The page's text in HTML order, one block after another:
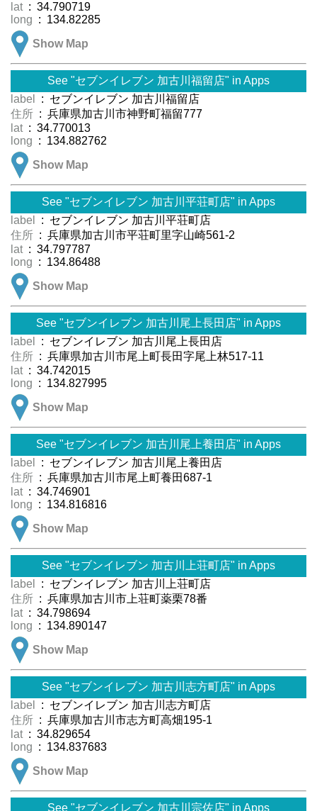
lat : 34.790719
long : 134.82285
Show Map
See "セブンイレブン 加古川福留店" in Apps
label
: セブンイレブン 加古川福留店
住所 : 兵庫県加古川市神野町福留777
lat : 34.770013
long : 134.882762
Show Map
See "セブンイレブン 加古川平荘町店" in Apps
label
: セブンイレブン 加古川平荘町店
住所 : 兵庫県加古川市平荘町里字山崎561-2
lat : 34.797787
long : 134.86488
Show Map
See "セブンイレブン 加古川尾上長田店" in Apps
label
: セブンイレブン 加古川尾上長田店
住所 : 兵庫県加古川市尾上町長田字尾上林517-11
lat : 34.742015
long : 134.827995
Show Map
See "セブンイレブン 加古川尾上養田店" in Apps
label
: セブンイレブン 加古川尾上養田店
住所 : 兵庫県加古川市尾上町養田687-1
lat : 34.746901
long : 134.816816
Show Map
See "セブンイレブン 加古川上荘町店" in Apps
label
: セブンイレブン 加古川上荘町店
住所 : 兵庫県加古川市上荘町薬栗78番
lat : 34.798694
long : 134.890147
Show Map
See "セブンイレブン 加古川志方町店" in Apps
label
: セブンイレブン 加古川志方町店
住所 : 兵庫県加古川市志方町高畑195-1
lat : 34.829654
long : 134.837683
Show Map
See "セブンイレブン 加古川宗佐店" in Apps